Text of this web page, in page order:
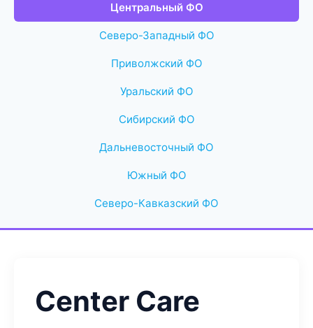
Центральный ФО
Северо-Западный ФО
Приволжский ФО
Уральский ФО
Сибирский ФО
Дальневосточный ФО
Южный ФО
Северо-Кавказский ФО
Center Care